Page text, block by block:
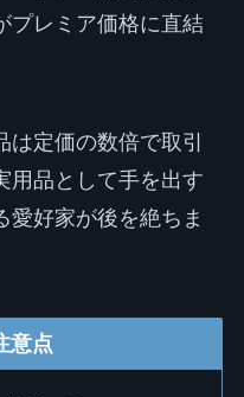
プレミア価格に直結
定価の数倍で取引
用品として手を出す
愛好家が後を絶ちま
意点